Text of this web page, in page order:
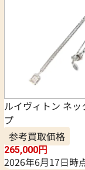
ルイヴィトン ネ
プ
参考買取価格
265,000円
2026年6月17日時